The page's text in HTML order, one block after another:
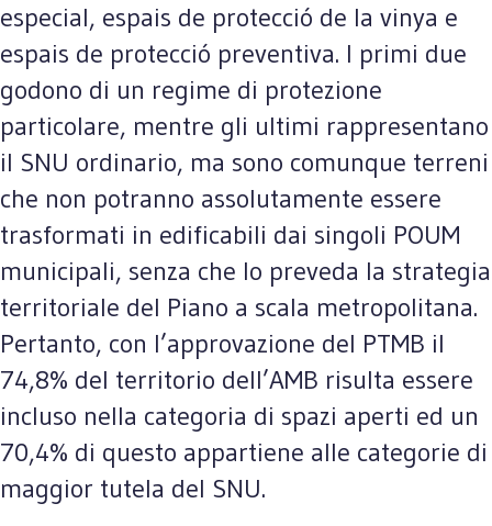
especial, espais de protecció de la vinya e
espais de protecció preventiva. I primi due
godono di un regime di protezione
particolare, mentre gli ultimi rappresentano
il SNU ordinario, ma sono comunque terreni
che non potranno assolutamente essere
trasformati in edificabili dai singoli POUM
municipali, senza che lo preveda la strategia
territoriale del Piano a scala metropolitana.
Pertanto, con l’approvazione del PTMB il
74,8% del territorio dell’AMB risulta essere
incluso nella categoria di spazi aperti ed un
70,4% di questo appartiene alle categorie di
maggior tutela del SNU.